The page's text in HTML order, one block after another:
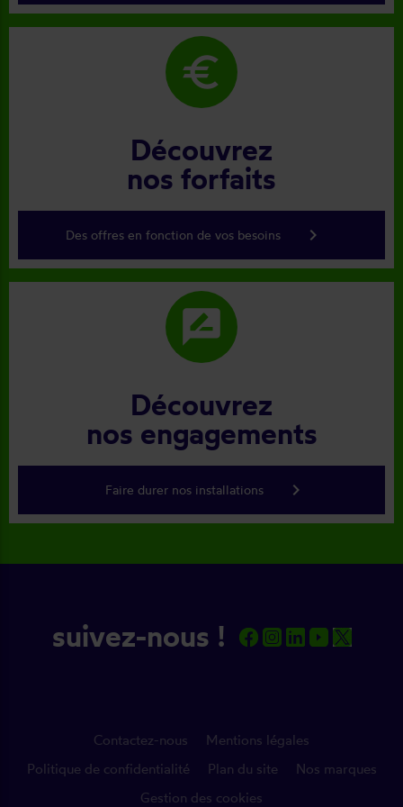
euro
Découvrez
nos forfaits
Des offres en fonction de vos besoins keyboard_arrow_right
rate_review
Découvrez
nos engagements
Faire durer nos installations keyboard_arrow_right
suivez-nous !
Contactez-nous
Mentions légales
Politique de confidentialité
Plan du site
Nos marques
Gestion des cookies